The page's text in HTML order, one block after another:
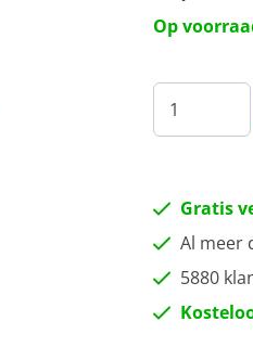
Op
Gratis
Al meer
5880